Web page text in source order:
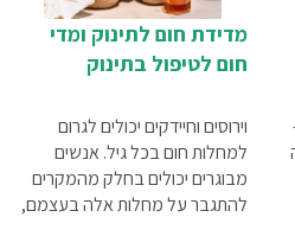
מדידת חום לתינוק ומדי
חום לטיפול בתינוק
וירוסים וחיידקים יכולים לגרום
למחלות חום בכל גיל. אנשים
מבוגרים יכולים בחלק מהמקרים
להתגבר על מחלות אלה בעצמם,